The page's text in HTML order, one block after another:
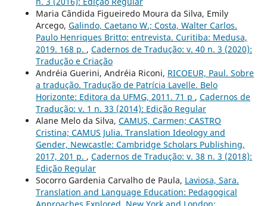
Maria Cândida Figueiredo Moura da Silva, Emily
Arcego, Galindo, Caetano W.; Costa, Walter Carlos.
Paulo Henriques Britto: entrevista. Curitiba: Medusa,
2019. 168 p. , Cadernos de Tradução: v. 40 n. 3 (2020):
Tradução e Criação
Andréia Guerini, Andréia Riconi, RICOEUR, Paul. Sobre
a tradução. Tradução de Patrícia Lavelle. Belo
Horizonte: Editora da UFMG, 2011. 71 p , Cadernos de
Tradução: v. 1 n. 33 (2014): Edição Regular
Alane Melo da Silva, CAMUS, Carmen; CASTRO
Cristina; CAMUS Julia. Translation Ideology and
Gender, Newcastle: Cambridge Scholars Publishing,
2017, 201 p. , Cadernos de Tradução: v. 38 n. 3 (2018):
Edição Regular
Socorro Gardenia Carvalho de Paula, Laviosa, Sara.
Translation and Language Education: Pedagogical